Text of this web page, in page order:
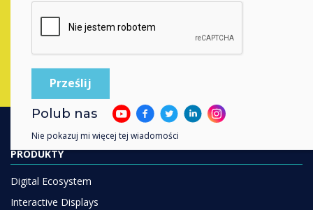
Wypełnij ten formularz
PRODUKTY
Digital Ecosystem
Interactive Displays
Polub nas
Nie pokazuj mi więcej tej wiadomości